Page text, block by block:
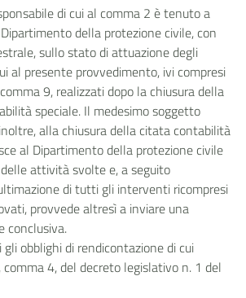
di cui al comma 2 è tenuto a
della protezione civile, con
sullo stato di attuazione degli
al presente provvedimento, ivi compresi
9, realizzati dopo la chiusura della
speciale. Il medesimo soggetto
alla chiusura della citata contabilità
al Dipartimento della protezione civile
attività svolte e, a seguito
di tutti gli interventi ricompresi
provvede altresì a inviare una
conclusiva.
obblighi di rendicontazione di cui
4, del decreto legislativo n. 1 del